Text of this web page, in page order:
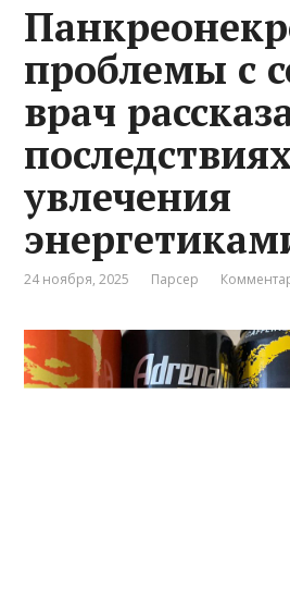
проблемы с
врач
последствиях
увлечения
24 ноября, 2025 Парсер